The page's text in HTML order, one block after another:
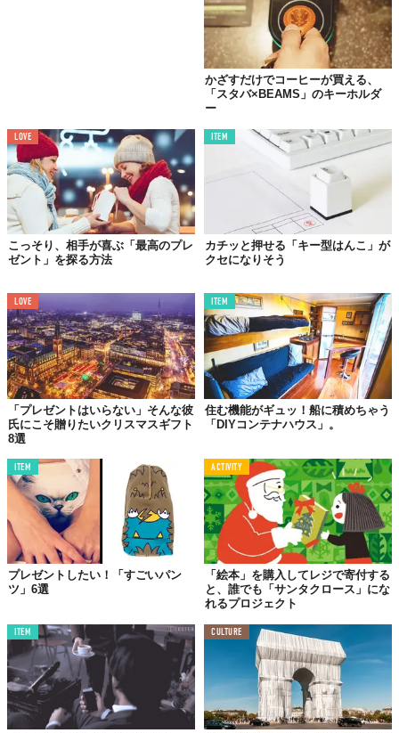
好きな柄の紙と、リボンでつくるミニバッグ。組み合わせにもこ
DAY 5.
サンタスーツ
ギフトラッピング
サンタさん風のベルトとボタンがポイントのラッピング。オリジ
ナルでベルトやボタンの柄を変えれば、また違った雰囲気でも楽
しめそうですよ。
DAY 6.
リボンがポイント！
かざすだけでコーヒーが買える、
「スタバ×BEAMS」のキーホルダ
ー
LOVE
こっそり、相手が喜ぶ「最高のプレ
ゼント」を探る方法
ITEM
カチッと押せる「キー型はんこ」が
クセになりそう
LOVE
「プレゼントはいらない」そんな彼
氏にこそ贈りたいクリスマスギフト
8選
ITEM
住む機能がギュッ！船に積めちゃう
「DIYコンテナハウス」。
ITEM
プレゼントしたい！「すごいパン
ツ」6選
ACTIVITY
「絵本」を購入してレジで寄付する
と、誰でも「サンタクロース」にな
れるプロジェクト
ITEM CULTURE